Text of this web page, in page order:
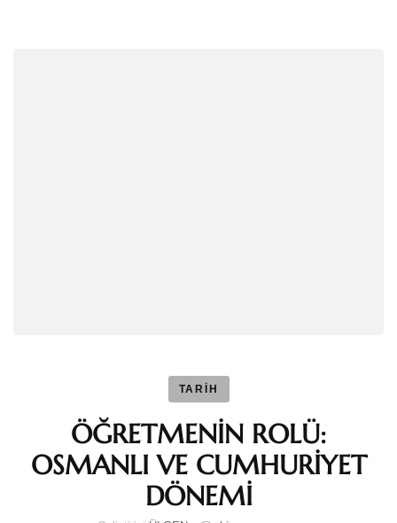
TARİH
ÖĞRETMENİN ROLÜ:
OSMANLI VE CUMHURİYET
DÖNEMİ